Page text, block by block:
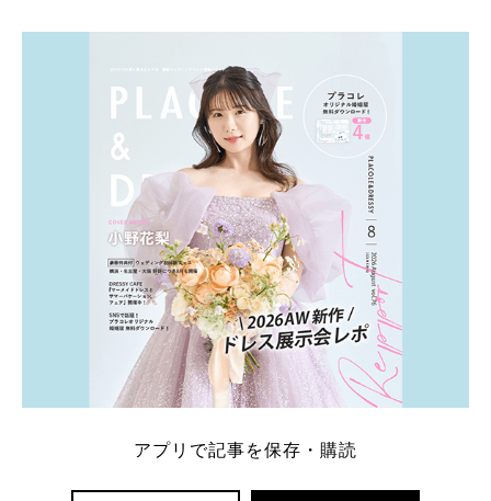
一番お得？」「プラコレの特典は？」といった疑問も
解決します。 まずは診断で候補を絞れる「ウェディ
ング診断」か、体験型 […]続きを読む
アプリで記事を保存・購読